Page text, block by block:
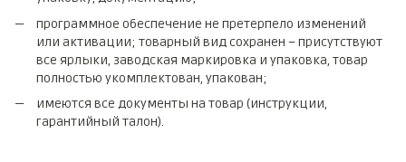
программное обеспечение не претерпело изменений
или активации; товарный вид сохранен – присутствуют
все ярлыки, заводская маркировка и упаковка, товар
полностью укомплектован, упакован;
имеются все документы на товар (инструкции,
гарантийный талон).